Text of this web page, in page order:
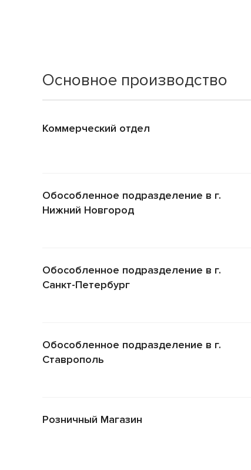
Основное производство
Коммерческий отдел
Обособленное подразделение в г.
Нижний Новгород
Обособленное подразделение в г.
Санкт-Петербург
Обособленное подразделение в г.
Ставрополь
Розничный Магазин